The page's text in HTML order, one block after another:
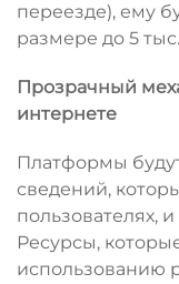
переезде), ему
размере до 5
Прозрачный
интернете
Платформы
сведений,
пользователях,
Ресурсы,
использованию